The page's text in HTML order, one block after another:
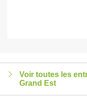
Voir toutes les
Grand Est